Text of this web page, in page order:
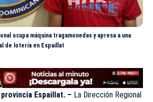
ocupa máquina tragamonedas y apresa a una
de lotería en Espaillat
provincia Espaillat. – La Dirección Regional